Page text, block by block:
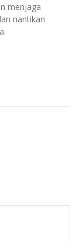
menjaga
nantikan